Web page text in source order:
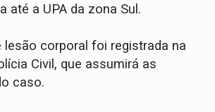
até a UPA da zona Sul.
lesão corporal foi registrada na
Civil, que assumirá as
caso.